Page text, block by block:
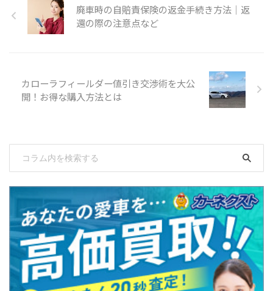
廃車時の自賠責保険の返金手続き方法｜返
還の際の注意点など
カローラフィールダー値引き交渉術を大公
開！お得な購入方法とは